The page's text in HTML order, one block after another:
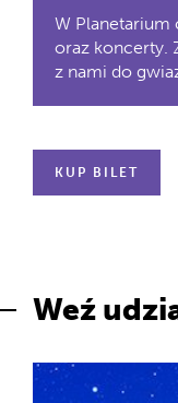
W Planetarium
oraz koncerty.
z nami do
KUP BILET
Weź